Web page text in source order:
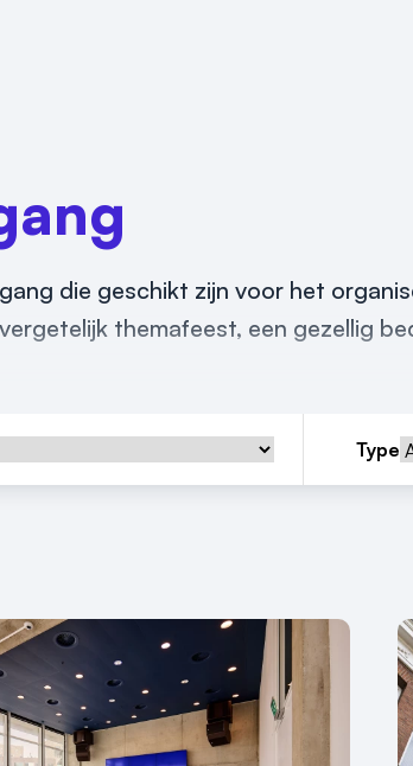
die geschikt zijn voor het
themafeest, een gezellig
Type